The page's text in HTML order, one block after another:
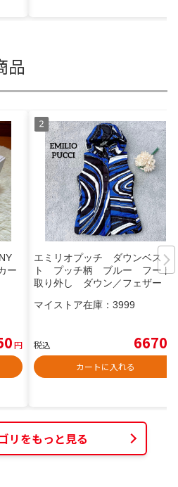
品
ー
円
エミリオプッチ ダウンベス
ト プッチ柄 ブルー フード
取り外し ダウン／フェザー
マイストア在庫： 3999
税込 6670
カートに入れる
リをもっと見る